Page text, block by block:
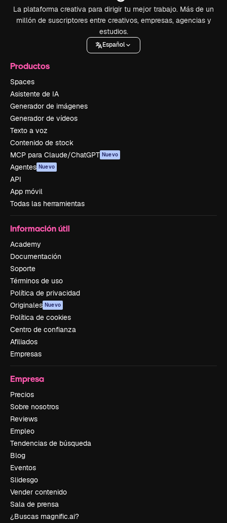
La plataforma creativa para dirigir tu mejor trabajo. Más de un
millón de suscriptores entre creativos, empresas, agencias y
estudios.
Español
Productos
Spaces
Asistente de IA
Generador de imágenes
Generador de vídeos
Texto a voz
Contenido de stock
MCP para Claude/ChatGPT Nuevo
Agentes Nuevo
API
App móvil
Todas las herramientas
Información útil
Academy
Documentación
Soporte
Términos de uso
Política de privacidad
Originales Nuevo
Política de cookies
Centro de confianza
Afiliados
Empresas
Empresa
Precios
Sobre nosotros
Reviews
Empleo
Tendencias de búsqueda
Blog
Eventos
Slidesgo
Vender contenido
Sala de prensa
¿Buscas magnific.ai?